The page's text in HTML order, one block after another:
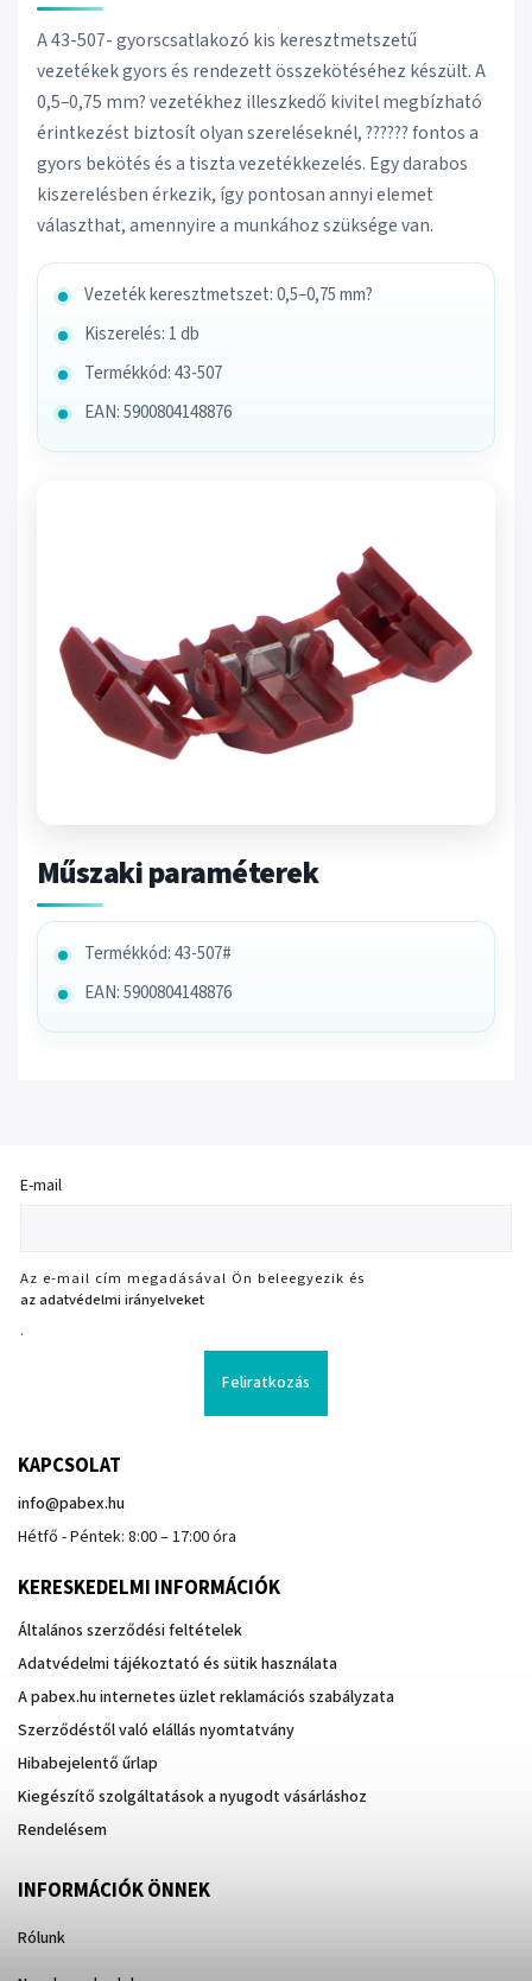
A 43-507- gyorscsatlakozó kis keresztmetszetű
vezetékek gyors és rendezett összekötéséhez készült. A
0,5–0,75 mm? vezetékhez illeszkedő kivitel megbízható
érintkezést biztosít olyan szereléseknél, ?????? fontos a
gyors bekötés és a tiszta vezetékkezelés. Egy darabos
kiszerelésben érkezik, így pontosan annyi elemet
választhat, amennyire a munkához szüksége van.
Vezeték keresztmetszet: 0,5–0,75 mm?
Kiszerelés: 1 db
Termékkód: 43-507
EAN: 5900804148876
Műszaki paraméterek
Termékkód: 43-507#
EAN: 5900804148876
E-mail
Az e-mail cím megadásával Ön beleegyezik és
az adatvédelmi irányelveket
.
Feliratkozás
KAPCSOLAT
info@pabex.hu
Hétfő - Péntek: 8:00 – 17:00 óra
KERESKEDELMI INFORMÁCIÓK
Általános szerződési feltételek
Adatvédelmi tájékoztató és sütik használata
A pabex.hu internetes üzlet reklamációs szabályzata
Szerződéstől való elállás nyomtatvány
Hibabejelentő űrlap
Kiegészítő szolgáltatások a nyugodt vásárláshoz
Rendelésem
INFORMÁCIÓK ÖNNEK
Rólunk